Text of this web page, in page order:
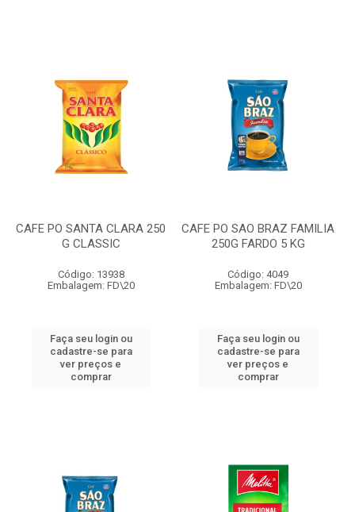
CAFE PO SANTA CLARA 250
G CLASSIC
Código: 13938
Embalagem: FD\20
Faça seu login ou
cadastre-se para
ver preços e
comprar
CAFE PO SAO BRAZ FAMILIA
250G FARDO 5 KG
Código: 4049
Embalagem: FD\20
Faça seu login ou
cadastre-se para
ver preços e
comprar